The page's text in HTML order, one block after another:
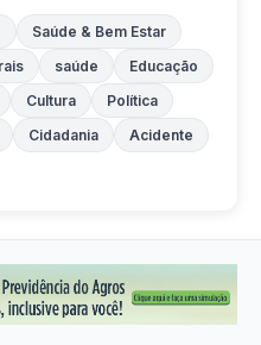
Saúde & Bem Estar
saúde
Educação
Cultura
Política
Cidadania
Acidente